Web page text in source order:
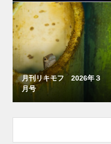
月刊リキモフ 2026年３
月号